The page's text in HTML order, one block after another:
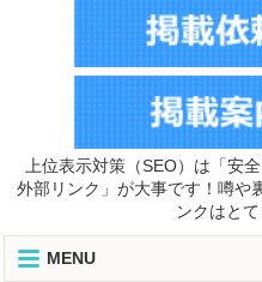
上位表示対策（SEO）は「安
外部リンク」が大事です！噂や
ンクはとて
MENU